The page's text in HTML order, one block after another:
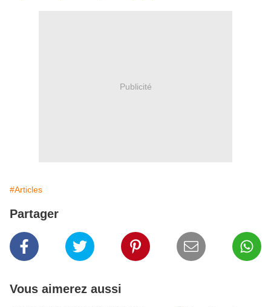
Publicité
#Articles
Partager
Vous aimerez aussi